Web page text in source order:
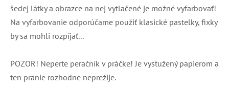
šedej látky a obrazce na nej vytlačené je možné vyfarbovať!
Na vyfarbovanie odporúčame použiť klasické pastelky, fixky
by sa mohli rozpíjať...
POZOR! Neperte peračník v práčke! Je vystužený papierom a
ten pranie rozhodne neprežije.